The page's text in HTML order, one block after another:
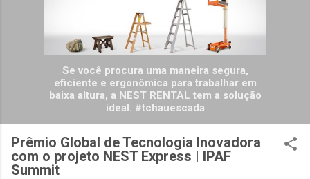
Se você procura uma maneira segura,
eficiente e ergonômica para trabalhar em
baixa altura, a NEST RENTAL tem a solução
ideal. #tchauescada
Prêmio Global de Tecnologia Inovadora
com o projeto NEST Express | IPAF
Summit